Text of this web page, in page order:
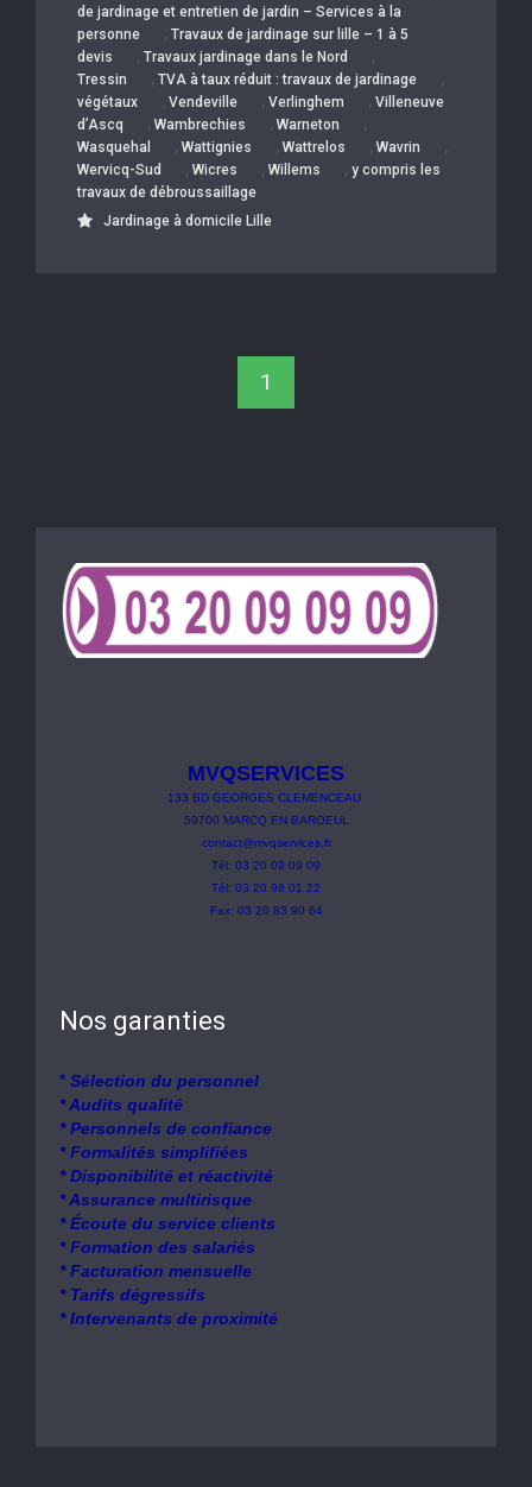
de jardinage et entretien de jardin – Services à la
personne
, Travaux de jardinage sur lille – 1 à 5
devis
, Travaux jardinage dans le Nord ,
Tressin , TVA à taux réduit : travaux de jardinage ,
végétaux , Vendeville , Verlinghem , Villeneuve
d’Ascq
, Wambrechies , Warneton ,
Wasquehal , Wattignies , Wattrelos , Wavrin ,
Wervicq-Sud , Wicres , Willems , y compris les
travaux de débroussaillage
Jardinage à domicile Lille
1
MVQSERVICES
133 BD GEORGES CLEMENCEAU
59700 MARCQ EN BAROEUL
contact@mvqservices.fr
Tél: 03 20 09 09 09
Tél: 03 20 98 01 22
Fax: 03 20 83 90 64
Nos garanties
* Sélection du personnel
* Audits qualité
* Personnels de confiance
* Formalités simplifiées
* Disponibilité et réactivité
* Assurance multirisque
* Écoute du service clients
* Formation des salariés
* Facturation mensuelle
* Tarifs dégressifs
* Intervenants de proximité